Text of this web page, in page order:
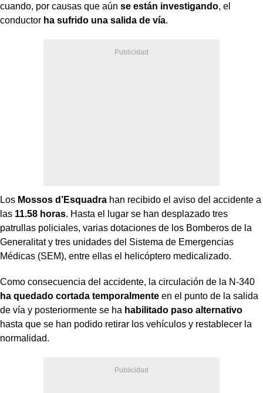
cuando, por causas que aún se están investigando, el
conductor ha sufrido una salida de vía.
Los Mossos d’Esquadra han recibido el aviso del accidente a
las 11.58 horas. Hasta el lugar se han desplazado tres
patrullas policiales, varias dotaciones de los Bomberos de la
Generalitat y tres unidades del Sistema de Emergencias
Médicas (SEM), entre ellas el helicóptero medicalizado.
Como consecuencia del accidente, la circulación de la N-340
ha quedado cortada temporalmente en el punto de la salida
de vía y posteriormente se ha habilitado paso alternativo
hasta que se han podido retirar los vehículos y restablecer la
normalidad.